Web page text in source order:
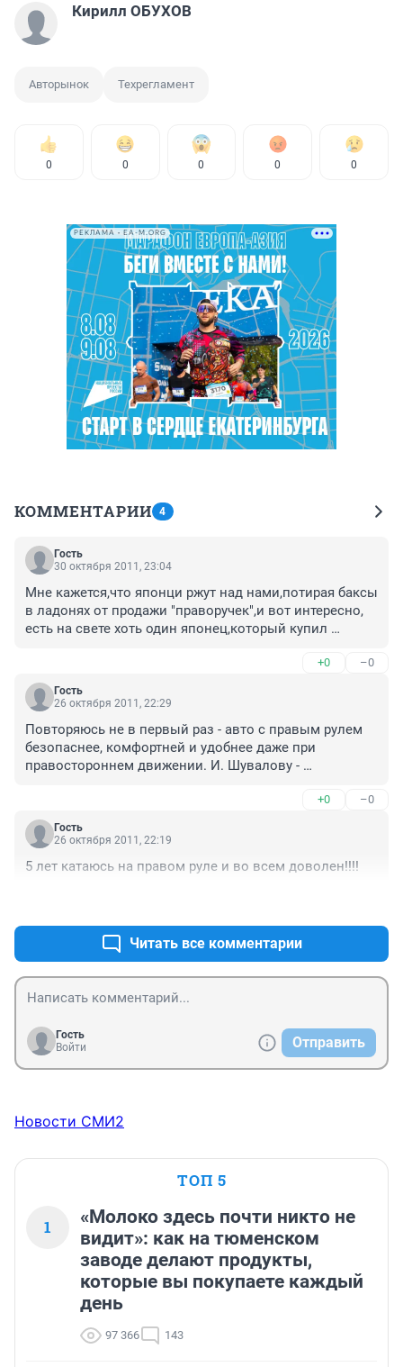
Кирилл ОБУХОВ
Авторынок Техрегламент
0 0 0 0 0
РЕКЛАМА • EA-M.ORG
КОММЕНТАРИИ 4
Гость
30 октября 2011, 23:04
Мне кажется,что японци ржут над нами,потирая баксы
в ладонях от продажи "праворучек",и вот интересно,
есть на свете хоть один японец,который купил
"левым" рулём и ездил у себя в Японии по какому-
нибудь Токио?
+0 –0
Гость
26 октября 2011, 22:29
Повторяюсь не в первый раз - авто с правым рулем
безопаснее, комфортней и удобнее даже при
правостороннем движении. И. Шувалову -
свежим авто, хочу Марка себе и Селику жене !!!!!!!!!!!
+0 –0
Гость
26 октября 2011, 22:19
5 лет катаюсь на правом руле и во всем доволен!!!!
Читать все комментарии
Гость
Войти
Отправить
Новости СМИ2
ТОП 5
1
«Молоко здесь почти никто не
видит»: как на тюменском
заводе делают продукты,
которые вы покупаете каждый
день
97 366 143